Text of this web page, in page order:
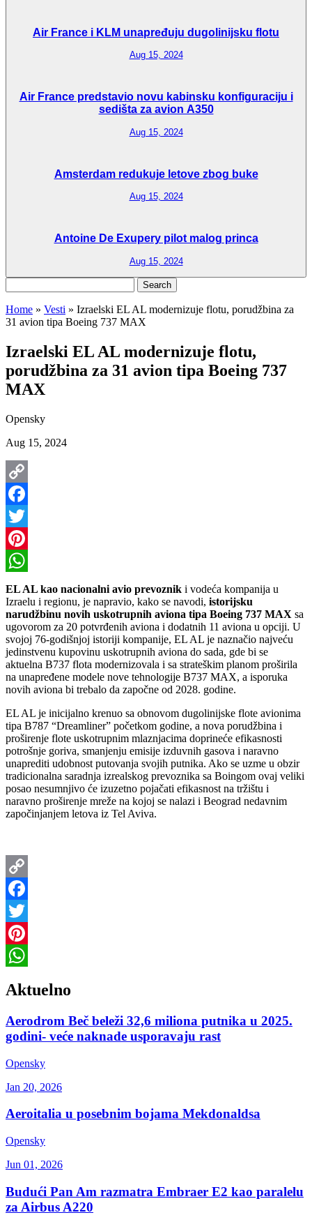
Air France i KLM unapređuju dugolinijsku flotu
Aug 15, 2024
Air France predstavio novu kabinsku konfiguraciju i
sedišta za avion A350
Aug 15, 2024
Amsterdam redukuje letove zbog buke
Aug 15, 2024
Antoine De Exupery pilot malog princa
Aug 15, 2024
for:
Home » Vesti » Izraelski EL AL modernizuje flotu, porudžbina za
31 avion tipa Boeing 737 MAX
Izraelski EL AL modernizuje flotu,
porudžbina za 31 avion tipa Boeing 737
MAX
Opensky
Aug 15, 2024
Copy
Link
Facebook
Twitter
Pinterest
WhatsApp
EL AL kao nacionalni avio prevoznik i vodeća kompanija u
Izraelu i regionu, je napravio, kako se navodi, istorijsku
narudžbinu novih uskotrupnih aviona tipa Boeing 737 MAX sa
ugovorom za 20 potvrđenih aviona i dodatnih 11 aviona u opciji. U
svojoj 76-godišnjoj istoriji kompanije, EL AL je naznačio najveću
jedinstvenu kupovinu uskotrupnih aviona do sada, gde bi se
aktuelna B737 flota modernizovala i sa strateškim planom proširila
na unapređene modele nove tehnologije B737 MAX, a isporuka
novih aviona bi trebalo da započne od 2028. godine.
EL AL je inicijalno krenuo sa obnovom dugolinijske flote avionima
tipa B787 “Dreamliner” početkom godine, a nova porudžbina i
proširenje flote uskotrupnim mlaznjacima doprineće efikasnosti
potrošnje goriva, smanjenju emisije izduvnih gasova i naravno
unaprediti udobnost putovanja svojih putnika. Ako se uzme u obzir
tradicionalna saradnja izrealskog prevoznika sa Boingom ovaj veliki
posao nesumnjivo će izuzetno pojačati efikasnost na tržištu i
naravno proširenje mreže na kojoj se nalazi i Beograd nedavnim
započinjanjem letova iz Tel Aviva.
Copy
Link
Facebook
Twitter
Pinterest
Aktuelno
Aerodrom Beč beleži 32,6 miliona putnika u 2025.
godini- veće naknade usporavaju rast
Opensky
Jan 20, 2026
Aeroitalia u posebnim bojama Mekdonaldsa
Opensky
Jun 01, 2026
Budući Pan Am razmatra Embraer E2 kao paralelu
za Airbus A220